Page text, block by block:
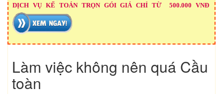
DỊCH VỤ KẾ TOÁN TRỌN GÓI GIÁ CHỈ TỪ 500.000 VNĐ
Làm việc không nên quá Cầu
toàn